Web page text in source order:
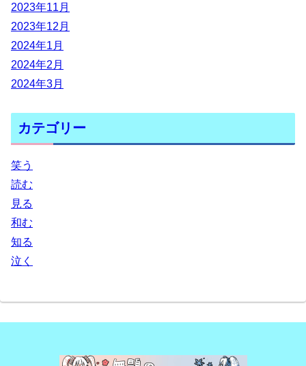
2023年11月
2023年12月
2024年1月
2024年2月
2024年3月
カテゴリー
笑う
読む
見る
和む
知る
泣く